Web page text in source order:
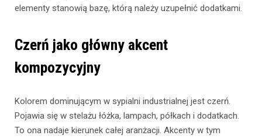
elementy stanowią bazę, którą należy uzupełnić dodatkami.
Czerń jako główny akcent
kompozycyjny
Kolorem dominującym w sypialni industrialnej jest czerń.
Pojawia się w stelażu łóżka, lampach, półkach i dodatkach.
To ona nadaje kierunek całej aranżacji. Akcenty w tym